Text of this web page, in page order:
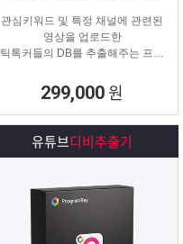
관심키워드 및 특정 채널에 관련된
영상을 업로드한
틱톡커들의 DB를 추출해주는 프로
299,000 원
유튜브디비추출기